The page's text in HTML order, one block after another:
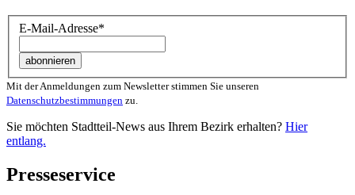
E-Mail-Adresse*
Mit der Anmeldungen zum Newsletter stimmen Sie unseren
Datenschutzbestimmungen zu.
Sie möchten Stadtteil-News aus Ihrem Bezirk erhalten? Hier
entlang.
Presseservice